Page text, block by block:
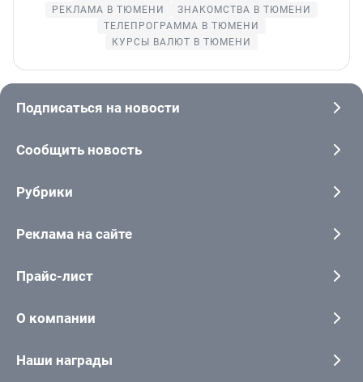
РЕКЛАМА В ТЮМЕНИ
ЗНАКОМСТВА В ТЮМЕНИ
ТЕЛЕПРОГРАММА В ТЮМЕНИ
КУРСЫ ВАЛЮТ В ТЮМЕНИ
Подписаться на новости
Сообщить новость
Рубрики
Реклама на сайте
Прайс-лист
О компании
Наши награды